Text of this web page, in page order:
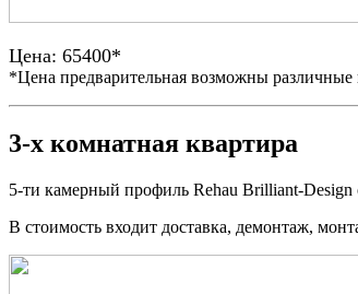
Цена: 65400*
*Цена предварительная возможны различные
3-х комнатная квартира
5-ти камерный профиль Rehau Brilliant-
В стоимость входит доставка, демонтаж,